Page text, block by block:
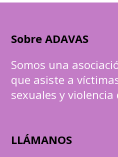
Sobre ADAVAS
Somos una
que asiste a
sexuales y violencia
LLÁMANOS